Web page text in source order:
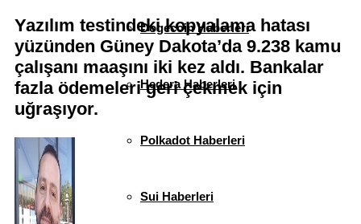
Dogecoin Haberleri
Hedera Haberleri
Polkadot Haberleri
Sui Haberleri
Yazılım testindeki kopyalama hatası
yüzünden Güney Dakota’da 9.238 kamu
çalışanı maaşını iki kez aldı. Bankalar
fazla ödemeleri geri çekmek için
uğraşıyor.